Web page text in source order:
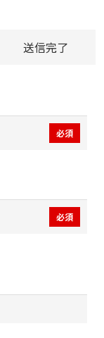
送信完了
必須
必須